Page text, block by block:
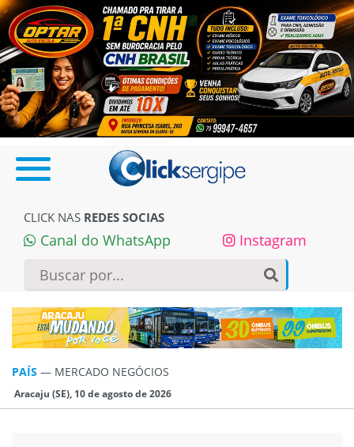
CLICK NAS REDES SOCIAS
Canal do WhatsApp Instagram
PAÍS — MERCADO NEGÓCIOS
Aracaju (SE), 10 de agosto de 2026